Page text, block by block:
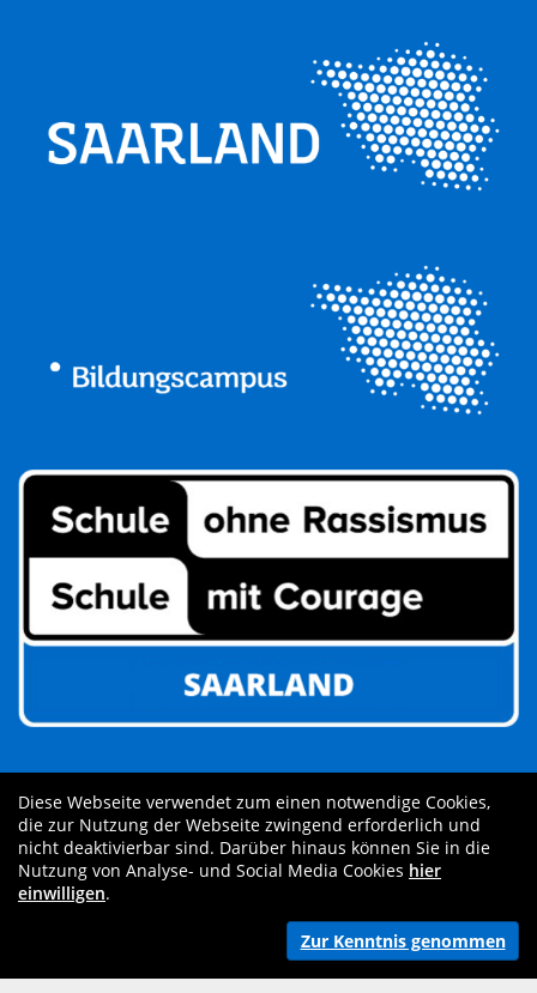
Diese Webseite verwendet zum einen notwendige Cookies,
die zur Nutzung der Webseite zwingend erforderlich und
nicht deaktivierbar sind. Darüber hinaus können Sie in die
Nutzung von Analyse- und Social Media Cookies hier
einwilligen.
Zur Kenntnis genommen